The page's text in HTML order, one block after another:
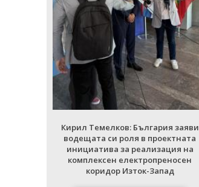
Кирил Темелков: България заяви
водещата си роля в проектната
инициатива за реализация на
комплексен електропреносен
коридор Изток-Запад